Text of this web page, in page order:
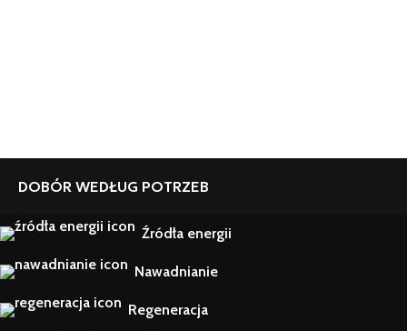
DOBÓR WEDŁUG POTRZEB
Źródła energii
Nawadnianie
Regeneracja